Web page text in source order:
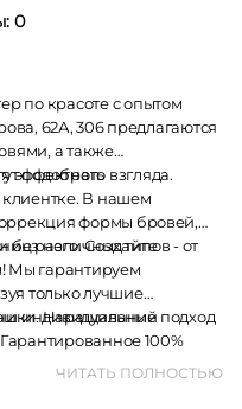
0
по красоте с опытом
62А, 306 предлагаются
а также
взгляда.
подобрать
В нашем
формы бровей,
него. Создайте
различных типов - от
Мы гарантируем
только лучшие
Наращивание
будут выглядеть
индивидуальный подход
ЧИТАТЬ ПОЛНОСТЬЮ